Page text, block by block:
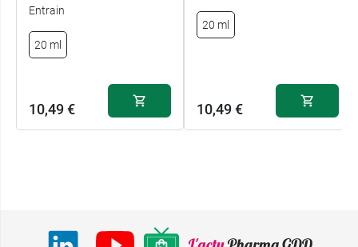
Entrain
20 ml
10,49 €
20 ml
10,49 €